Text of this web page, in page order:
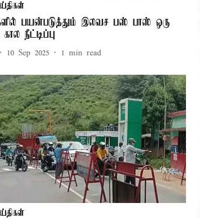
பயன்படுத்தும் இலவச பஸ் பாஸ் ஒரு
கால நீட்டிப்பு
10 Sep 2025 1 min read